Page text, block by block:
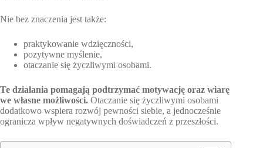
Nie bez znaczenia jest także:
praktykowanie wdzięczności,
pozytywne myślenie,
otaczanie się życzliwymi osobami.
Te działania pomagają podtrzymać motywację oraz wiarę
we własne możliwości. Otaczanie się życzliwymi osobami
dodatkowo wspiera rozwój pewności siebie, a jednocześnie
ogranicza wpływ negatywnych doświadczeń z przeszłości.